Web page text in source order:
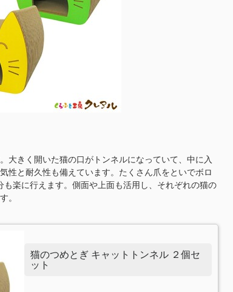
大きく開いた猫の口がトンネルになっていて、中に入
性と耐久性も備えています。たくさん爪をといでボロ
楽に行えます。側面や上面も活用し、それぞれの猫の
。
猫のつめとぎ キャットトンネル ２個セ
ット